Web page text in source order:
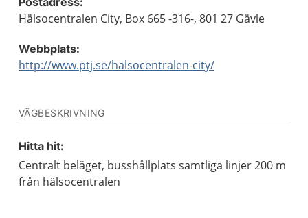
Hälsocentralen City, Box 665 -316-, 801 27 Gävle
Webbplats:
http://www.ptj.se/halsocentralen-city/
VÄGBESKRIVNING
Hitta hit:
Centralt beläget, busshållplats samtliga linjer 200 m
från hälsocentralen